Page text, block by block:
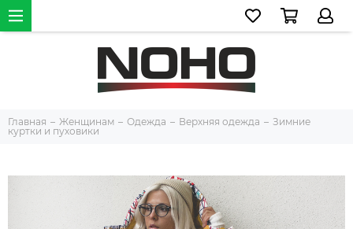
Главная Женщинам Одежда Верхняя одежда
Зимние
куртки и пуховики